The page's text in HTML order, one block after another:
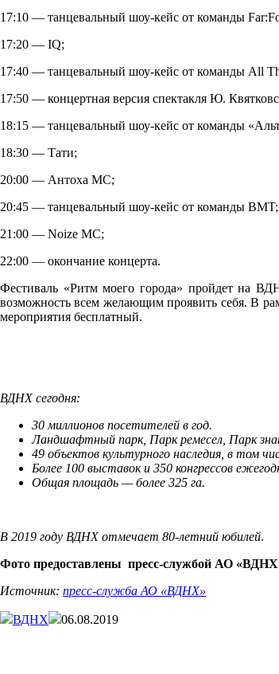
17:10 — танцевальный шоу-кейс от команды
17:20 — IQ;
17:40 — танцевальный шоу-кейс от команды All
17:50 — концертная версия спектакля Ю.
18:15 — танцевальный шоу-кейс от команды
18:30 — Тати;
20:00 — Антоха МС;
20:45 — танцевальный шоу-кейс от команды BMT;
21:00 — Noize MC;
22:00 — окончание концерта.
Фестиваль «Ритм моего города» пройдет на
возможность всем желающим проявить себя. В
мероприятия бесплатный.
ВДНХ сегодня:
30 миллионов посетителей в год.
Ландшафтный парк, Парк ремесел, Парк
49 объектов культурного наследия, в том
Более 100 выставок и 350 конгрессов
Общая площадь — более 325 га.
В 2019 году ВДНХ отмечает 80-летний юбилей.
Фото предоставлены пресс-службой АО
Источник: пресс-служба АО «ВДНХ»
ВДНХ 06.08.2019